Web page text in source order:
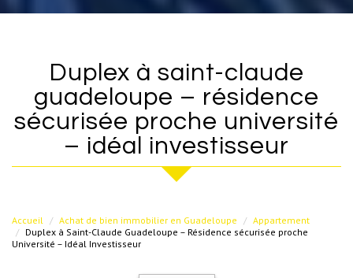
duplex à saint-claude
guadeloupe – résidence
sécurisée proche université
– idéal investisseur
Accueil Achat de bien immobilier en Guadeloupe
Appartement
Duplex à Saint-Claude Guadeloupe – Résidence sécurisée proche
Université – Idéal Investisseur